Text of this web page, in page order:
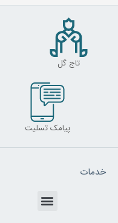
تاج گل
پیامک تسلیت
خدمات
Menu